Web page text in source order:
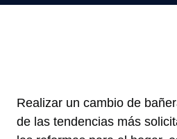
Realizar un cambio de
de las tendencias más